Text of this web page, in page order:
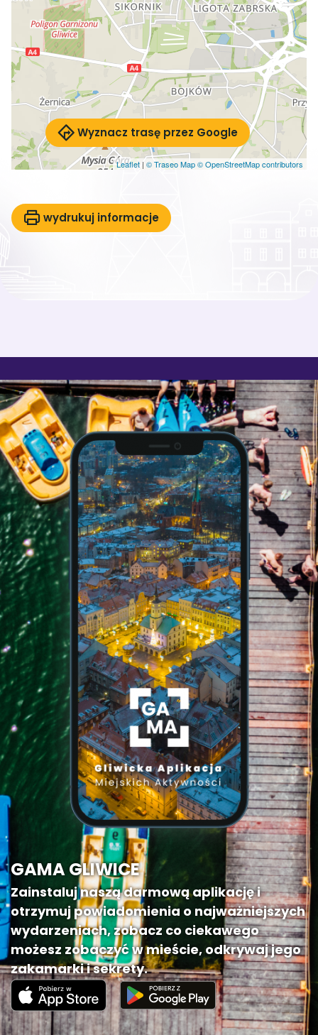
Leaflet | © Traseo Map© OpenStreetMap contributors
Wyznacz trasę przez Google
wydrukuj informacje
GAMA GLIWICE
Zainstaluj naszą darmową aplikację i
otrzymuj powiadomienia o najważniejszych
wydarzeniach, zobacz co ciekawego
możesz zobaczyć w mieście, odkrywaj jego
zakamarki i sekrety.